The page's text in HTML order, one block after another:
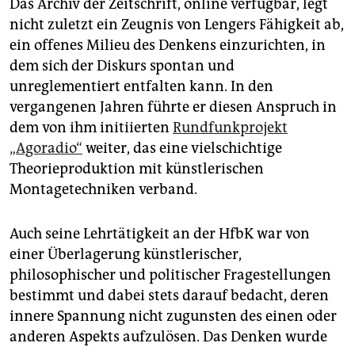
Das Archiv der Zeitschrift, online verfügbar, legt
nicht zuletzt ein Zeugnis von Lengers Fähigkeit ab,
ein offenes Milieu des Denkens einzurichten, in
dem sich der Diskurs spontan und
unreglementiert entfalten kann. In den
vergangenen Jahren führte er diesen Anspruch in
dem von ihm initiierten Rundfunkprojekt
„Agoradio“ weiter, das eine vielschichtige
Theorieproduktion mit künstlerischen
Montagetechniken verband.
Auch seine Lehrtätigkeit an der HfbK war von
einer Überlagerung künstlerischer,
philosophischer und politischer Fragestellungen
bestimmt und dabei stets darauf bedacht, deren
innere Spannung nicht zugunsten des einen oder
anderen Aspekts aufzulösen. Das Denken wurde